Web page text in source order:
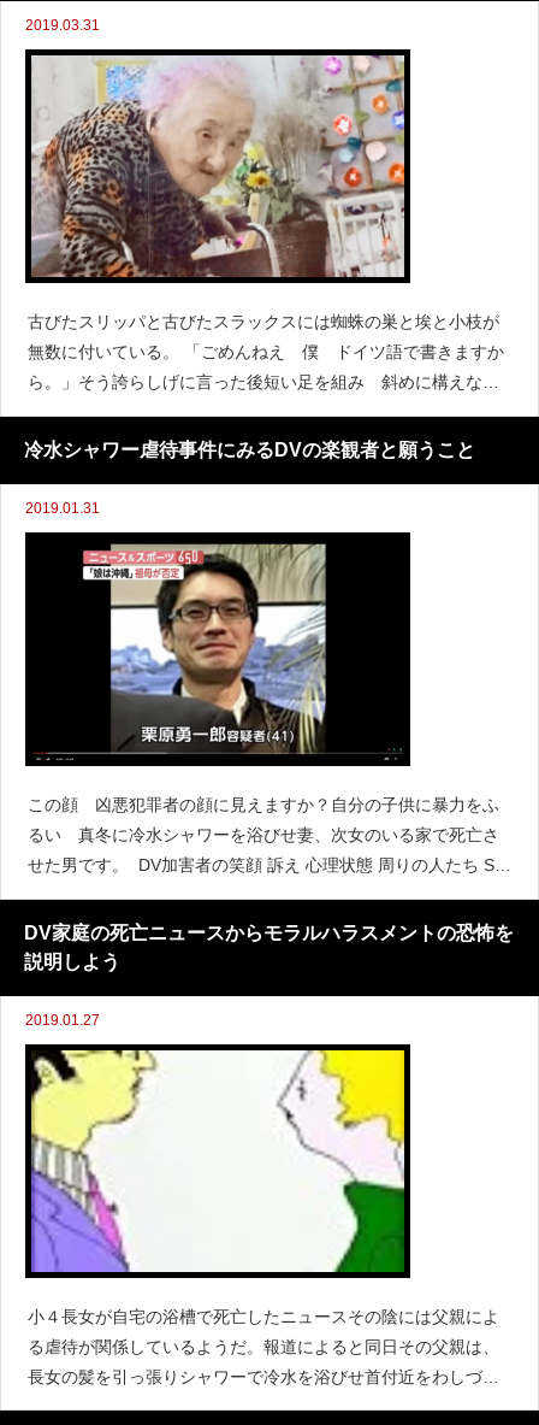
2019.03.31
古びたスリッパと古びたスラックスには蜘蛛の巣と埃と小枝が
無数に付いている。 「ごめんねえ 僕 ドイツ語で書きますか
ら。」そう誇らしげに言った後短い足を組み 斜めに構えなが
ら「え〜義レジェおぽえお・・・？」おじいちゃんに問われる
（私に聞くなや！知らんわな！） ドイツ語の辞書を調べ
冷水シャワー虐待事件にみるDVの楽観者と願うこと
2019.01.31
この顔 凶悪犯罪者の顔に見えますか？自分の子供に暴力をふ
るい 真冬に冷水シャワーを浴びせ妻、次女のいる家で死亡さ
せた男です。 DV加害者の笑顔 訴え 心理状態 周りの人たち SO
S DVへの対応 DV加害者の笑顔人の良さ
DV家庭の死亡ニュースからモラルハラスメントの恐怖を
説明しよう
2019.01.27
小４長女が自宅の浴槽で死亡したニュースその陰には父親によ
る虐待が関係しているようだ。報道によると同日その父親は、
長女の髪を引っ張りシャワーで冷水を浴びせ首付近をわしづか
みにしてけ怪我を負わしたりした。少女の体には他にも古いあ